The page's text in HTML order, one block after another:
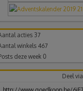
acties 37
winkels 467
deze week 0
Deel via